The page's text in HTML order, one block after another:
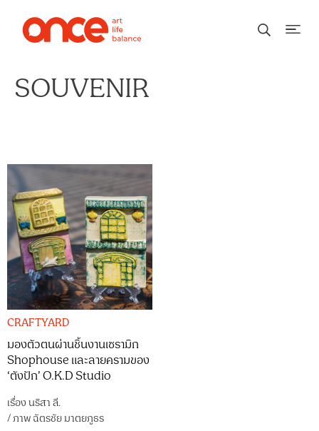
SOUVENIR
CRAFTYARD
มองตัวตนผ่านชิ้นงานเซรามิก
Shophouse และลายครามของ
‘ตังปัก’ O.K.D Studio
เรื่องนริสา ลี.
/ภาพฉัตรชัย มาตยภูธร